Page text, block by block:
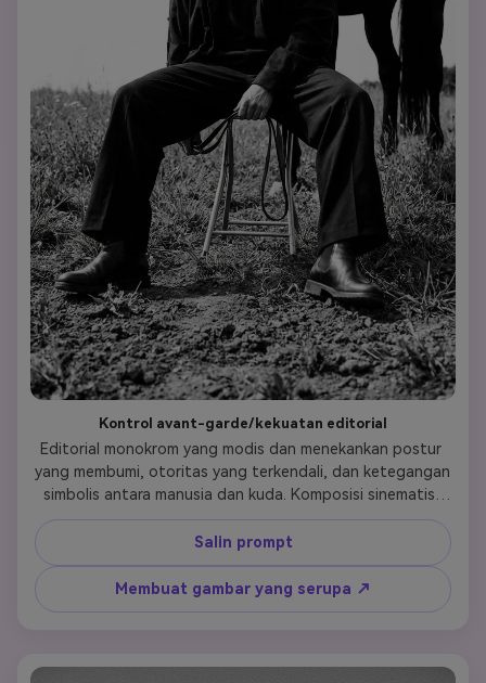
Kontrol avant-garde/kekuatan editorial
Editorial monokrom yang modis dan menekankan postur
yang membumi, otoritas yang terkendali, dan ketegangan
simbolis antara manusia dan kuda. Komposisi sinematis,
tekstur matte, dan estetika kemewahan konseptual
dengan ketenangan introspektif.
Salin prompt
Membuat gambar yang serupa ↗